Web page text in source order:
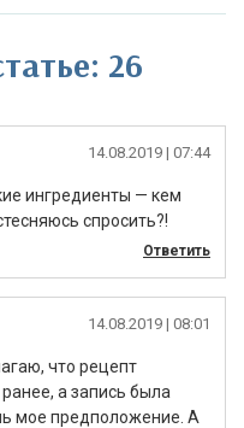
26
|
ингредиенты — кем
спросить?!
Ответить
|
что рецепт
а запись была
мое предположение. А